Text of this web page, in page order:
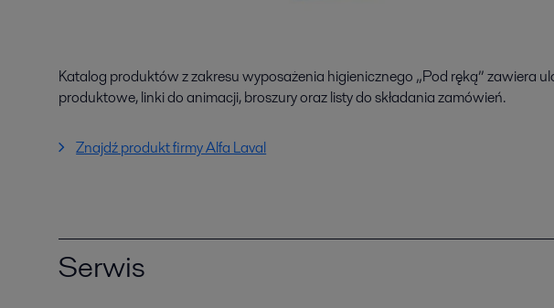
Katalog produktów z zakresu wyposażenia higienicznego „Pod ręką” zawiera
produktowe, linki do animacji, broszury oraz listy do składania zamówień.
Znajdź produkt firmy Alfa Laval
Serwis